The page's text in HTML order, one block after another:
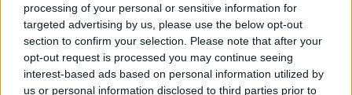
processing of your personal or sensitive information for
targeted advertising by us, please use the below opt-out
section to confirm your selection. Please note that after your
opt-out request is processed you may continue seeing
interest-based ads based on personal information utilized by
us or personal information disclosed to third parties prior to